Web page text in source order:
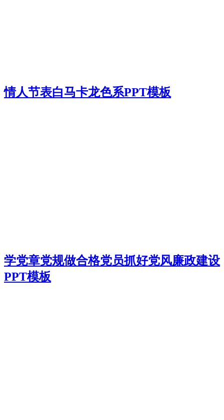
情人节表白马卡龙色系PPT模板
学党章党规做合格党员抓好党风廉政建设
PPT模板